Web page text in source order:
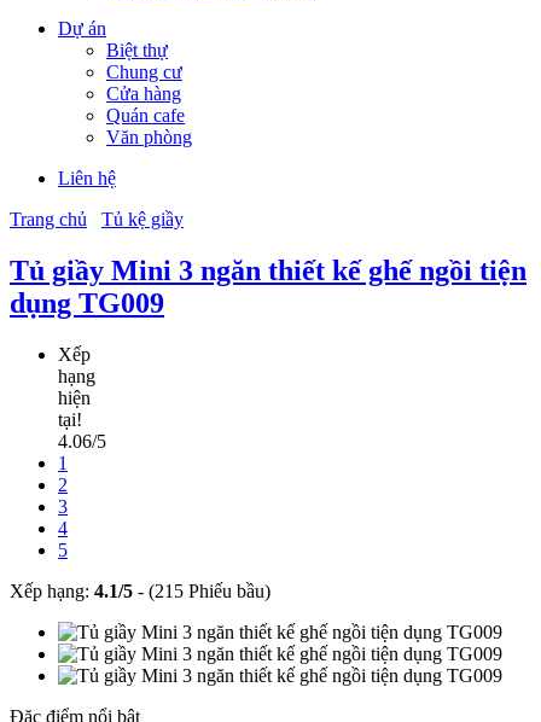
Dự án
Biệt thự
Chung cư
Cửa hàng
Quán cafe
Văn phòng
Liên hệ
Trang chủ
Tủ kệ giầy
Tủ giầy Mini 3 ngăn thiết kế ghế ngồi tiện
dụng TG009
Xếp
hạng
hiện
tại!
4.06/5
1
2
3
4
5
Xếp hạng: 4.1/5 - (215 Phiếu bầu)
Đặc điểm nổi bật